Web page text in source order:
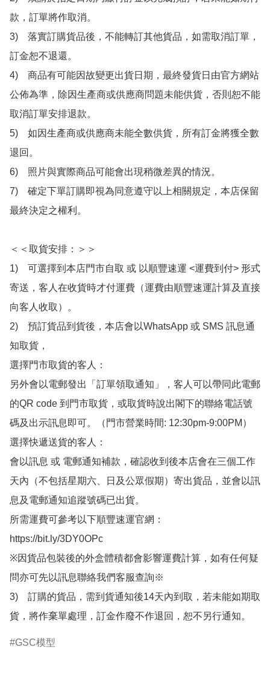
款，訂單將作取消。
3)　落實訂購貨品後，不能轉訂其他貨品，如需取消訂單，
訂金恕不退還。
4)　商品有可能因故變更出貨日期，最終發貨日由官方網站
公佈為準，除因生產商或供應商問題未能供貨，否則恕不能
取消訂單安排退款。
5)　如因生產商或供應商未能全數供貨，所有訂金將獲全數
退回。
6)　照片與實際商品可能會出現稍微差異的情況。
7)　確定下單訂購即視為同意遵守以上相關規定，本店保留
最終決定之權利。
＜＜取貨安排：＞＞
1)　可選擇到本店門市自取 或 以順豐速運 <運費到付> 形式
寄送，客人在收貨時才付運費（運費由順豐速運計算及直接
向客人收取）。
2)　預訂貨品到貨後，本店會以WhatsApp 或 SMS 訊息通
知取貨，
選擇門市取貨的客人：
另外會以電郵發出「訂單領取通知」，客人可以帶同此電郵
的QR code 到門市取貨，或取貨時說出閣下的聯絡電話號
碼及出示訊息即可。（門市營業時間: 12:30pm-9:00PM）
選擇快遞送貨的客人：
會以訊息 或 電郵通知補款，確認收到後本店會在三個工作
天內（不包括星期六、日及公眾假期）寄出貨品，並會以訊
息及電郵通知追蹤號碼已出貨。
所需運費可參考以下順豐速運官網：
https://bit.ly/3DY0OPc
※因貨品包裝後的外盒體積都會影響運費計算，如有任何疑
問亦可先以訊息聯絡我們客服查詢※
3)　訂購的貨品，需到貨通知後14天內到取，若未能如期取
貨，將作棄單處理，訂金作廢不作退回，恕不另行通知。
GSC模型